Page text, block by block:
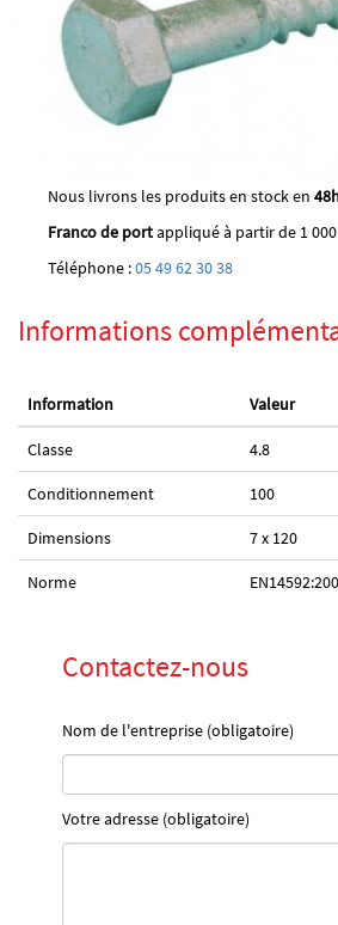
Nous livrons les produits en stock en
Franco de portappliqué à partir de 1 000
Téléphone :05 49 62 30 38
Informations
Information Valeur
Classe 4.8
Conditionnement 100
Dimensions 7 x 120
Norme
Contactez-nous
Nom de l'entreprise (obligatoire)
Votre adresse (obligatoire)